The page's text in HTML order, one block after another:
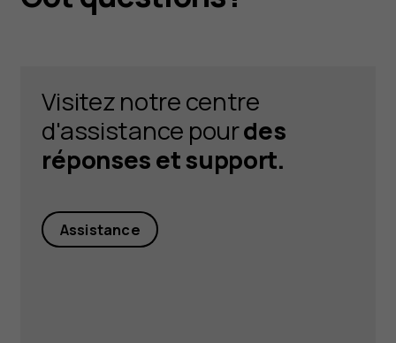
Visitez notre centre
d'assistance pourdes
réponses et support.
Assistance